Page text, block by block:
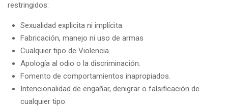
restringidos:
Sexualidad explicita ni implícita.
Fabricación, manejo ni uso de armas
Cualquier tipo de Violencia
Apología al odio o la discriminación.
Fomento de comportamientos inapropiados.
Intencionalidad de engañar, denigrar o falsificación de
cualquier tipo.